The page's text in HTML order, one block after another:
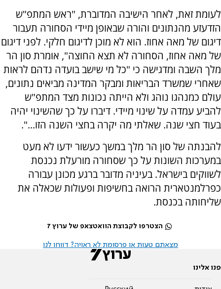
לעומת זאת, לאחר הישיבה המדוברת, "ראש המתפ"ש
הזדעזע מהנתונים והורה שבאופן מיידי הסחורה תעבור
דיגום של מאה אחוז. הוא לא מוכן לדיגום חלקי. לפני דיגום
של מאה אחוז, הסחורה לא תצא החוצה", אומרת סון הר
מלך השבה ומדגישה כי "כל מי שישב בועדה נדהם לראות
שאחרי שמשרד הבריאות ומבקר המדינה מביאים נתונים,
עולם כמנהגו נוהג ולא הייתה נכונות מצד המתפ"ש
להביע עמדה על שינוי מיידי. דיברו על כך שהשינוי יהיה
בעוד חצי שנה. שאלתי מה יקרה בחצי השנה הזו...".
להבנתה של סון הר מלך במשך כעשור ידעו לא מעט
במערכות השונות על כך שסחורה מורעלת נכנסת
לשווקים בישראל. בעיניה מדובר ברגע מכונן עבורה
כפרלמנטארית הרואה בחשיפות ופעולות שכאלה את
שליחותה בכנסת.
הצטרפו לקבוצת הוואטצאפ של ערוץ 7
מצאתם טעות או פרסומת לא ראויה? דווחו לנו
פנו אלינו